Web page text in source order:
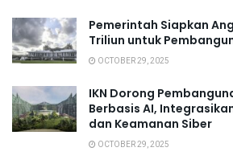
Pemerintah Siapkan
Triliun untuk
OCTOBER 29, 2025
IKN Dorong
Berbasis AI,
dan Keamanan Siber
OCTOBER 29, 2025